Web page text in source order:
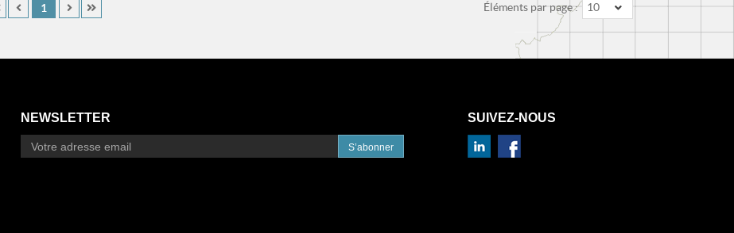
Éléments par page : 10
1
NEWSLETTER
S’abonner
SUIVEZ-NOUS